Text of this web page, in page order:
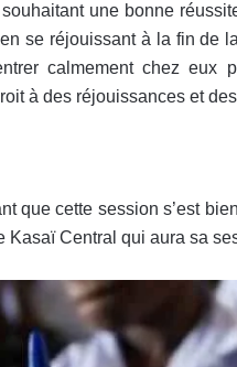
une bonne
se réjouissant à la fin de
calmement chez eux
à des réjouissances et
que cette session s’est
Kasaï Central qui aura sa